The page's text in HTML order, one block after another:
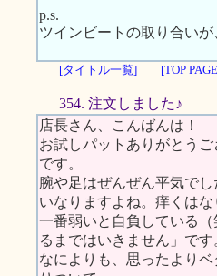
p.s.
ツインビートの取り合い
[タイトル一覧] [TOP
354. 注文しました♪
店長さん、こんばんは！
お試しパットありがとう
です。
腕や足はぜんぜん平気で
いなりますよね。痒くはな
一番弱いと自負している
るまではいきません」です
なによりも、思ったより